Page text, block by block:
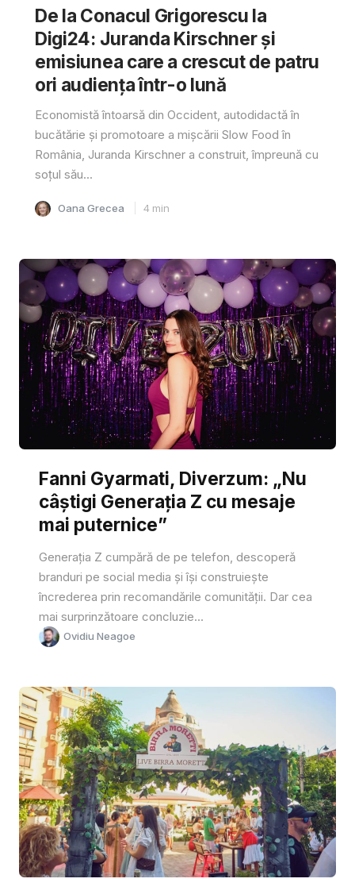
De la Conacul Grigorescu la
Digi24: Juranda Kirschner și
emisiunea care a crescut de patru
ori audiența într-o lună
Economistă întoarsă din Occident, autodidactă în
bucătărie și promotoare a mișcării Slow Food în
România, Juranda Kirschner a construit, împreună cu
soțul său...
Oana Grecea 4 min
Fanni Gyarmati, Diverzum: „Nu
câștigi Generația Z cu mesaje
mai puternice”
Generația Z cumpără de pe telefon, descoperă
branduri pe social media și își construiește
încrederea prin recomandările comunității. Dar cea
mai surprinzătoare concluzie...
Ovidiu Neagoe